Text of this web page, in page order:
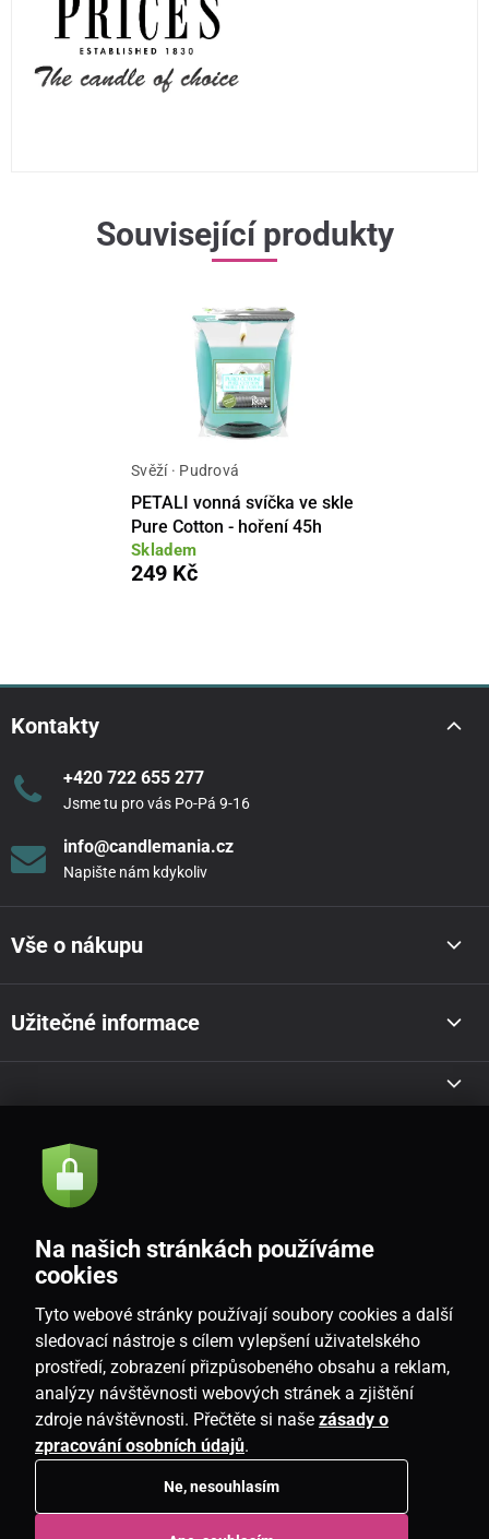
Související produkty
Svěží · Pudrová
PETALI vonná svíčka ve skle
Pure Cotton - hoření 45h
Skladem
249 Kč
Kontakty
+420 722 655 277
Jsme tu pro vás Po-Pá 9-16
info@candlemania.cz
Napište nám kdykoliv
Vše o nákupu
Užitečné informace
Akce a novinky e-mailem
Souhlasím sezásadami zpracování osobních údajů
CZ
www.candlemania.cz
Na našich stránkách používáme
cookies
Tyto webové stránky používají soubory cookies a další
sledovací nástroje s cílem vylepšení uživatelského
prostředí, zobrazení přizpůsobeného obsahu a reklam,
analýzy návštěvnosti webových stránek a zjištění
zdroje návštěvnosti. Přečtěte si naše zásady o
zpracování osobních údajů.
Ne, nesouhlasím